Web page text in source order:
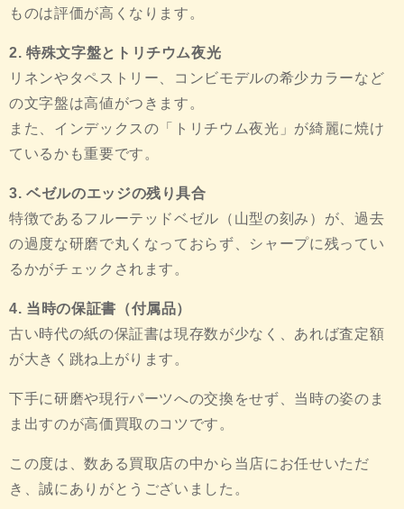
ものは評価が高くなります。
2. 特殊文字盤とトリチウム夜光
リネンやタペストリー、コンビモデルの希少カラーなど
の文字盤は高値がつきます。
また、インデックスの「トリチウム夜光」が綺麗に焼け
ているかも重要です。
3. ベゼルのエッジの残り具合
特徴であるフルーテッドベゼル（山型の刻み）が、過去
の過度な研磨で丸くなっておらず、シャープに残ってい
るかがチェックされます。
4. 当時の保証書（付属品）
古い時代の紙の保証書は現存数が少なく、あれば査定額
が大きく跳ね上がります。
下手に研磨や現行パーツへの交換をせず、当時の姿のま
ま出すのが高価買取のコツです。
この度は、数ある買取店の中から当店にお任せいただ
き、誠にありがとうございました。